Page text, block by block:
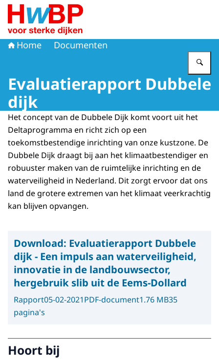
Naar de homepage van
Home Documenten
Evaluatierapport Dubbele
dijk
Het concept van de Dubbele Dijk komt voort uit het
Deltaprogramma en richt zich op een
toekomstbestendige inrichting van onze kustzone. De
Dubbele Dijk draagt bij aan het klimaatbestendiger en
robuuster maken van de ruimtelijke inrichting en de
waterveiligheid in Nederland. Dit zorgt ervoor dat ons
land de grotere extremen van het klimaat veerkrachtig
kan blijven opvangen.
Download: Evaluatierapport Dubbele
dijk - Een impuls aan waterveiligheid,
innovatie in de landbouwsector,
hergebruik slib uit de Eems-Dollard
Rapport05-02-2021PDF-document1.76 MB35
pagina's
Hoort bij